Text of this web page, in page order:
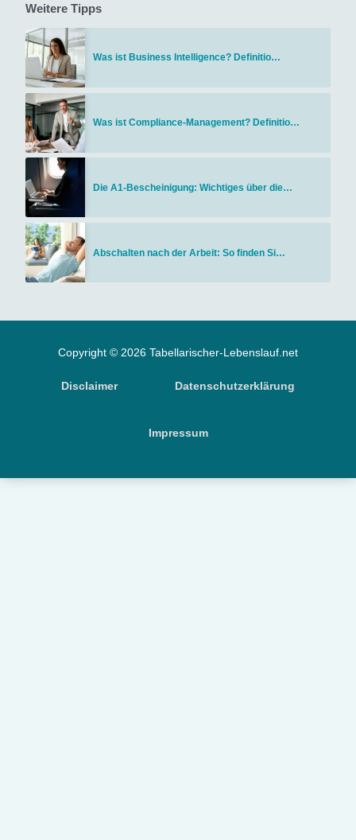
Weitere Tipps
Was ist Business Intelligence? Definitio…
Was ist Compliance-Management? Definitio…
Die A1-Bescheinigung: Wichtiges über die…
Abschalten nach der Arbeit: So finden Si…
Copyright © 2026 Tabellarischer-Lebenslauf.net
Disclaimer Datenschutzerklärung
Impressum